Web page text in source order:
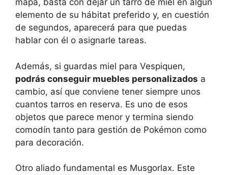
mapa, basta con dejar un tarro de miel en algún
elemento de su hábitat preferido y, en cuestión
de segundos, aparecerá para que puedas
hablar con él o asignarle tareas.
Además, si guardas miel para Vespiquen,
podrás conseguir muebles personalizados a
cambio, así que conviene tener siempre unos
cuantos tarros en reserva. Es uno de esos
objetos que parece menor y termina siendo
comodín tanto para gestión de Pokémon como
para decoración.
Otro aliado fundamental es Musgorlax. Este